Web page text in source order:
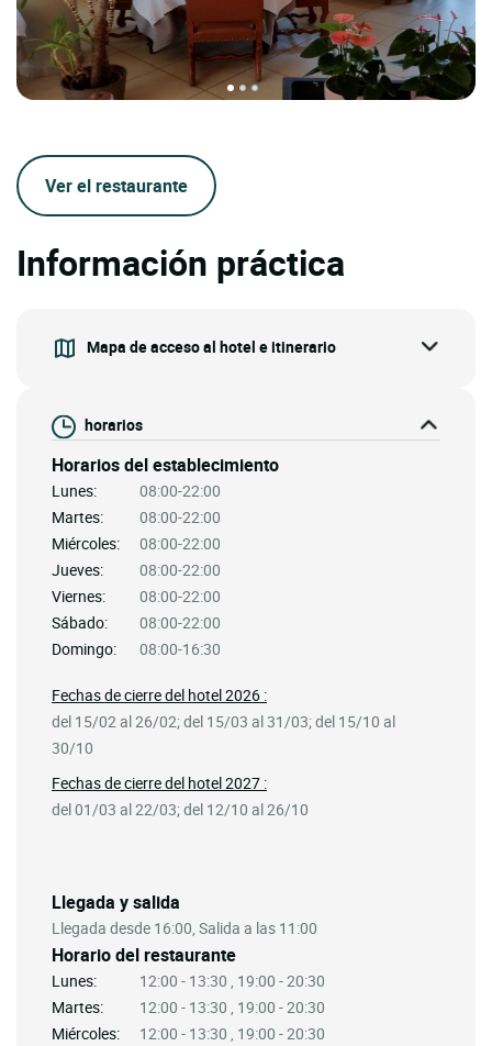
Ver el restaurante
Información práctica
Mapa de acceso al hotel e itinerario
horarios
Horarios del establecimiento
Lunes:
08:00-22:00
Martes:
08:00-22:00
Miércoles:
08:00-22:00
Jueves:
08:00-22:00
Viernes:
08:00-22:00
Sábado:
08:00-22:00
Domingo:
08:00-16:30
Llegada y salida
Llegada desde 16:00, Salida a las 11:00
Horario del restaurante
Lunes:
12:00 - 13:30 , 19:00 - 20:30
Martes:
12:00 - 13:30 , 19:00 - 20:30
Miércoles:
12:00 - 13:30 , 19:00 - 20:30
Fechas de cierre del hotel 2026 :
del 15/02 al 26/02; del 15/03 al 31/03; del 15/10 al
30/10
Fechas de cierre del hotel 2027 :
del 01/03 al 22/03; del 12/10 al 26/10